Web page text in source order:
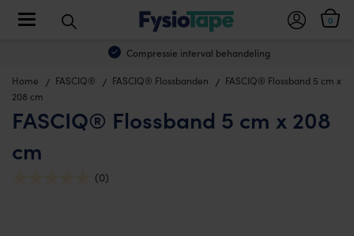
Compressie interval behandeling
0
Toggle navigation
Home FASCIQ® FASCIQ® Flossbanden
FASCIQ® Flossband 5 cm x
208 cm
FASCIQ® Flossband 5 cm x 208
cm
(0)